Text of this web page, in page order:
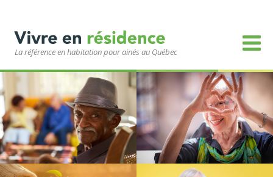
La référence en habitation pour ainés au Québec